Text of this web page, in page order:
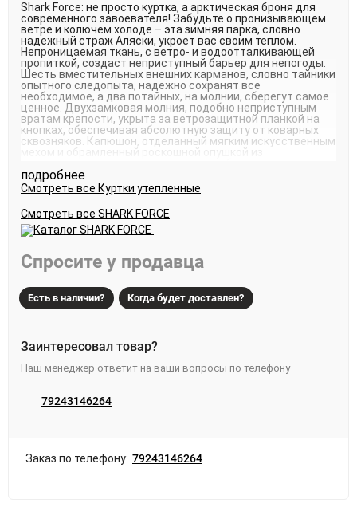
Shark Force: не просто куртка, а арктическая броня для
современного завоевателя! Забудьте о пронизывающем
ветре и колючем холоде – эта зимняя парка, словно
надежный страж Аляски, укроет вас своим теплом.
Непроницаемая ткань, с ветро- и водоотталкивающей
пропиткой, создаст неприступный барьер для непогоды.
Шесть вместительных внешних карманов, словно тайники
опытного следопыта, надежно сохранят все
необходимое, а два потайных, на молнии, сберегут самое
ценное. Двухзамковая молния, подобно неприступным
вратам крепости, укрыта за ветрозащитной планкой на
кнопках, обеспечивая абсолютную защиту от коварных
сквозняков. Капюшон, отделанный мягким искусственным
мехом и обрамленный роскошной опушкой из
снежной бури. Эта элегантная зимняя куртка – не просто
одежда, а воплощение комфорта и функциональности,
идеально подходящее для городских улиц и диких
просторов. Износостойкая и неприхотливая в уходе, она
станет вашим верным спутником на долгие годы.
подробнее
Смотреть все Куртки утепленные
Смотреть все SHARK FORCE
Спросите у продавца
Есть в наличии? Когда будет доставлен?
Заинтересовал товар?
Наш менеджер ответит на ваши вопросы по телефону
79243146264
Заказ по телефону: 79243146264